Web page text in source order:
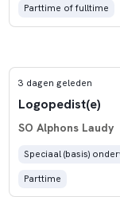
Parttime of fulltime
3 dagen geleden
Logopedist(e)
SO Alphons Laudy
Speciaal (basis)
Parttime